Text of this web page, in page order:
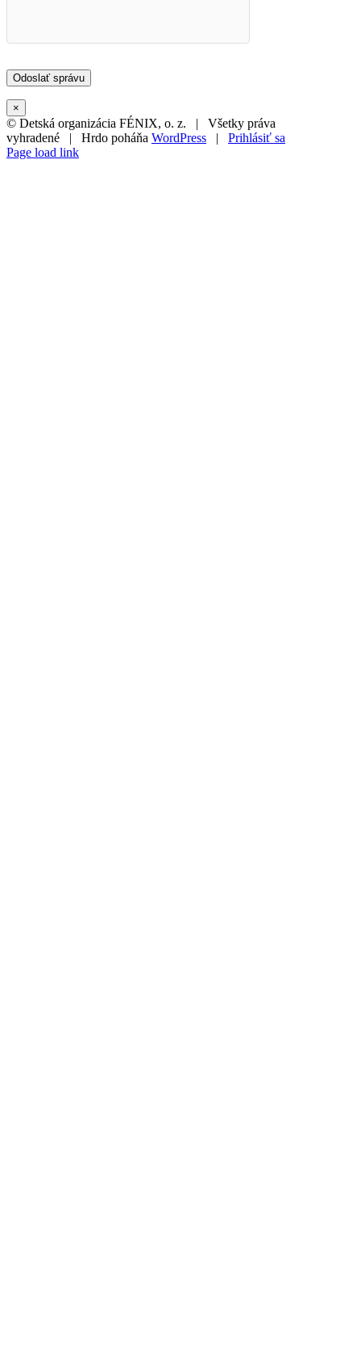
×
© Detská organizácia FÉNIX, o. z. | Všetky práva
vyhradené | Hrdo poháňa WordPress
Prihlásiť sa
Page load link